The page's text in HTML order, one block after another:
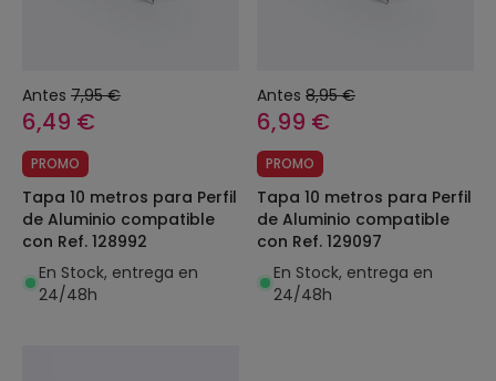
Antes 7,95 €
6,49 €
PROMO
Tapa 10 metros para Perfil
de Aluminio compatible
con Ref. 128992
En Stock, entrega en
24/48h
Antes 8,95 €
6,99 €
PROMO
Tapa 10 metros para Perfil
de Aluminio compatible
con Ref. 129097
En Stock, entrega en
24/48h